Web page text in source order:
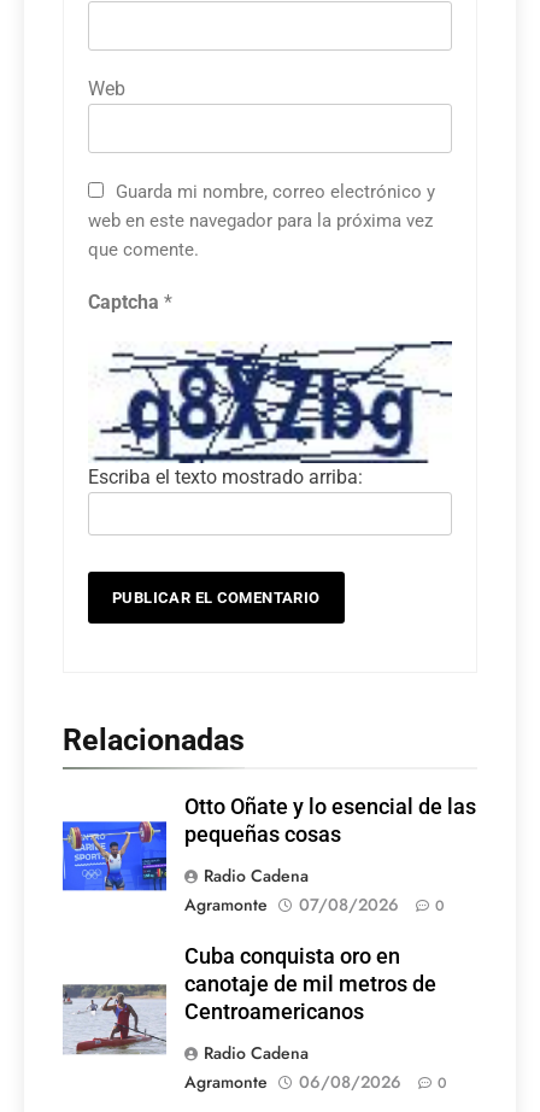
Web
Guarda mi nombre, correo electrónico y
web en este navegador para la próxima vez
que comente.
Captcha *
Escriba el texto mostrado arriba:
Relacionadas
Otto Oñate y lo esencial de las
pequeñas cosas
Radio Cadena
Agramonte
07/08/2026 0
Cuba conquista oro en
canotaje de mil metros de
Centroamericanos
Radio Cadena
Agramonte
06/08/2026 0